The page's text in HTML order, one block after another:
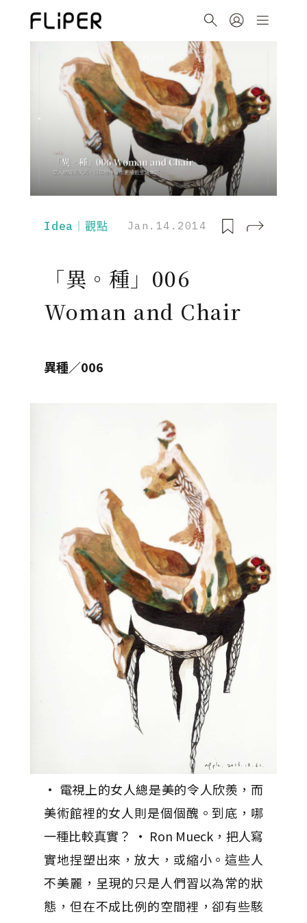
Idea｜觀點 Jan.14.2014
「異。種」006
Woman and Chair
異種／006
• 電視上的女人總是美的令人欣羨，而
美術館裡的女人則是個個醜。到底，哪
一種比較真實？ • Ron Mueck，把人寫
實地捏塑出來，放大，或縮小。這些人
不美麗，呈現的只是人們習以為常的狀
態，但在不成比例的空間裡，卻有些駭